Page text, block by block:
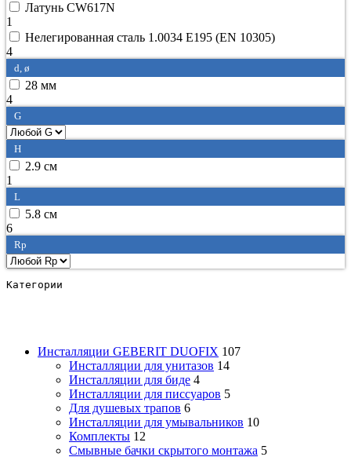
Латунь CW617N
1
Нелегированная сталь 1.0034 E195 (EN 10305)
4
d, ø
28 мм
4
G
H
2.9 см
1
L
5.8 см
6
Rp
Категории
Инсталляции GEBERIT DUOFIX 107
Инсталляции для унитазов 14
Инсталляции для биде 4
Инсталляции для писсуаров 5
Для душевых трапов 6
Инсталляции для умывальников 10
Комплекты 12
Смывные бачки скрытого монтажа 5